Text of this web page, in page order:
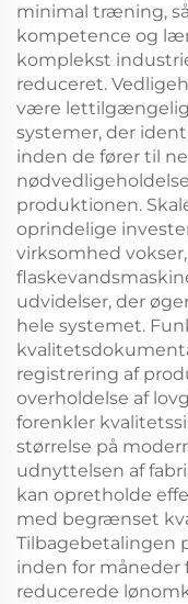
minimal træning,
kompetence og
komplekst
reduceret.
være
systemer, der
inden de fører til
produktionen.
oprindelige
virksomhed
udvidelser, der
hele systemet.
registrering af
overholdelse af
forenkler
størrelse på
udnyttelsen af
kan opretholde
med begrænset
Tilbagebetalingen
inden for måneder
reducerede